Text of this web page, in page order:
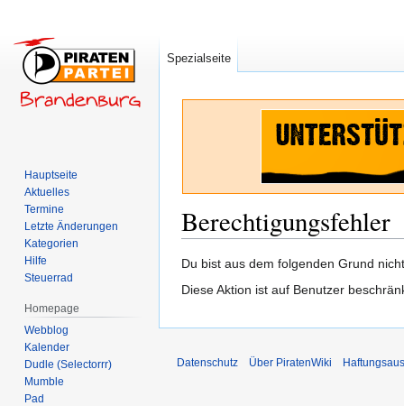
Berechtigungsfehler
Zur
Navigation
Zur
Suche
Du bist aus dem folgenden Grund
Diese Aktion ist auf Benutzer
Spezialseite
Hauptseite
Aktuelles
Termine
Letzte Änderungen
Kategorien
Hilfe
Steuerrad
Homepage
Webblog
Kalender
Dudle (Selectorrr)
Mumble
Pad
Datenschutz Über PiratenWiki